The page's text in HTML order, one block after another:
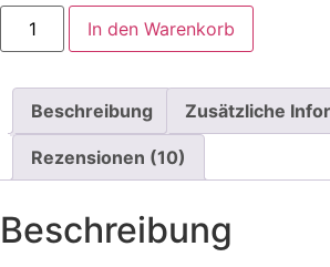
Sonnenblumenkerne
am
🇨🇭
Menge
In den Warenkorb
Beschreibung Zusätzliche
Rezensionen (10)
Beschreibung